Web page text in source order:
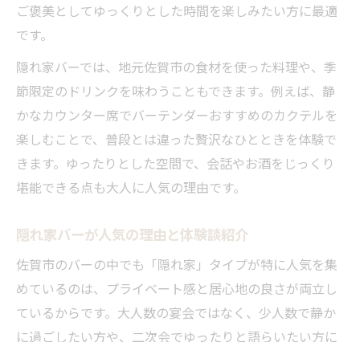
ご褒美としてゆっくりとした時間を楽しみたい方に最適
です。
隠れ家バーでは、地元佐賀市の食材を使った料理や、季
節限定のドリンクを味わうこともできます。例えば、静
かなカウンター席でバーテンダーおすすめのカクテルを
楽しむことで、普段とは違った贅沢なひとときを体験で
きます。ゆったりとした空間で、会話やお酒をじっくり
堪能できる点も大人に人気の理由です。
隠れ家バーが人気の理由と体験談紹介
佐賀市のバーの中でも「隠れ家」タイプが特に人気を集
めているのは、プライベート感と居心地の良さが両立し
ているからです。大人数の宴会ではなく、少人数で静か
に過ごしたい方や、二次会でゆったりと語らいたい方に